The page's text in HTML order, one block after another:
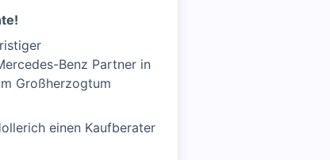
Benz Partner in
Großherzogtum
einen Kaufberater